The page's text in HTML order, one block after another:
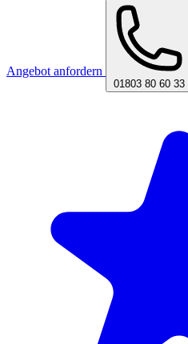
Angebot anfordern
01803 80 60 33